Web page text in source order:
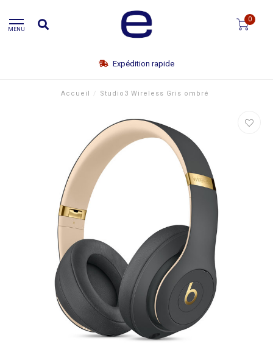
MENU
0
Expédition rapide
Accueil / Studio3 Wireless Gris ombré